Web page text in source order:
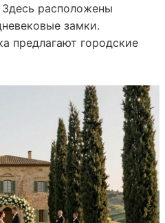
расположены
замки.
предлагают городские